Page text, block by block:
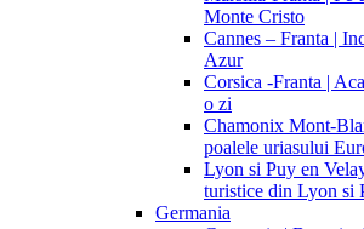
Monte Cristo
Cannes – Franta |
Azur
Corsica -Franta |
o zi
Chamonix Mont-
poalele uriasului
Lyon si Puy en
turistice din Lyon si
Germania